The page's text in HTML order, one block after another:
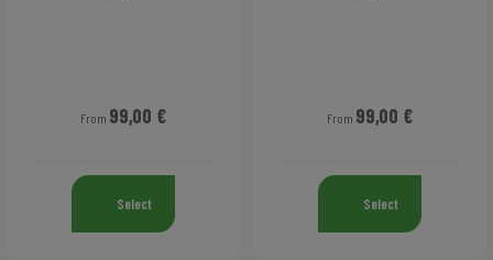
From 99,00 €
Select
From 99,00 €
Select